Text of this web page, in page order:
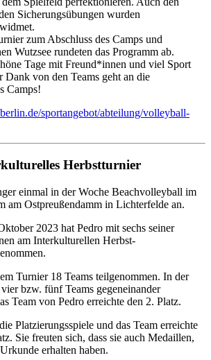
Sicherungsübungen wurden
zum Abschluss des Camps und
Wutzsee rundeten das Programm ab.
Tage mit Freund*innen und viel Sport
Dank von den Teams geht an die
Camps!
sportangebot/abteilung/volleyball-
Herbstturnier
einmal in der Woche Beachvolleyball im
am Ostpreußendamm in Lichterfelde an.
2023 hat Pedro mit sechs seiner
am Interkulturellen Herbst-
Turnier 18 Teams teilgenommen. In der
bzw. fünf Teams gegeneinander
Team von Pedro erreichte den 2. Platz.
Platzierungsspiele und das Team erreichte
Sie freuten sich, dass sie auch Medaillen,
erhalten haben.